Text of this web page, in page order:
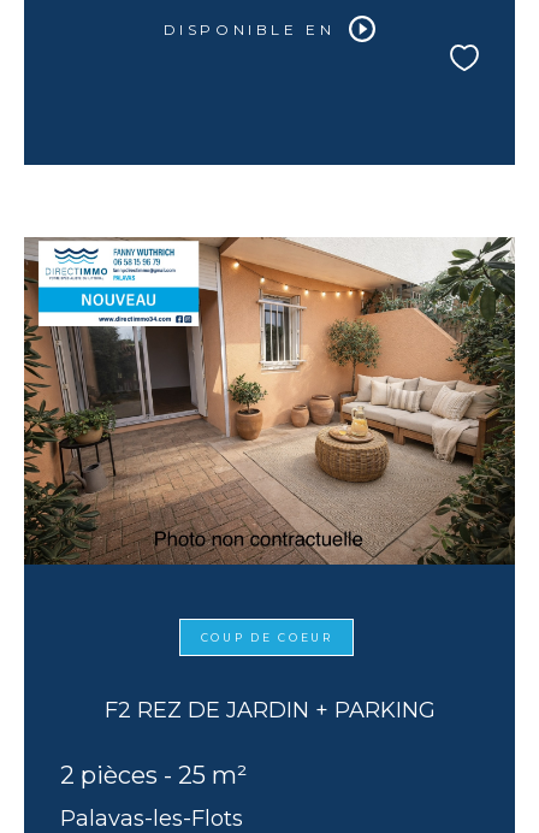
DISPONIBLE EN
COUP DE COEUR
F2 REZ DE JARDIN + PARKING
2 pièces - 25 m²
Palavas-les-Flots